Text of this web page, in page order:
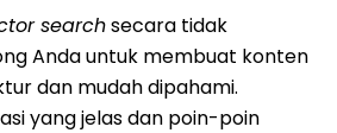
searchsecara tidak
Anda untuk membuat konten
dan mudah dipahami.
yang jelas dan poin-poin